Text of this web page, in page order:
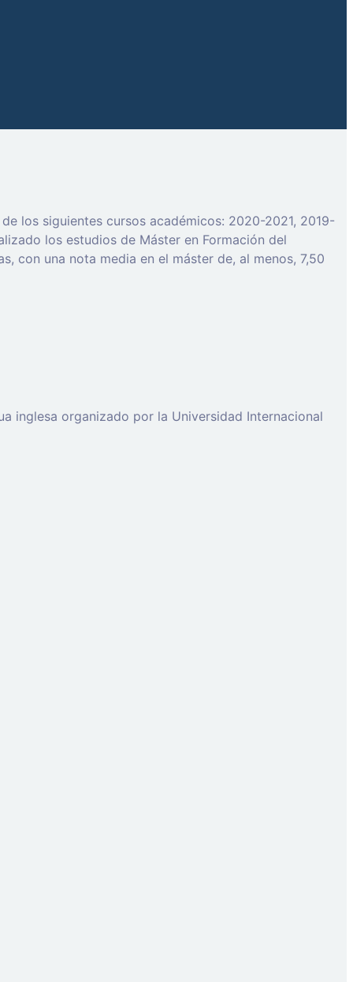
los siguientes cursos académicos: 2020-2021, 2019-
los estudios de Máster en Formación del
con una nota media en el máster de, al menos, 7,50
inglesa organizado por la Universidad Internacional